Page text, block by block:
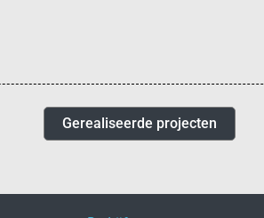
Gerealiseerde projecten